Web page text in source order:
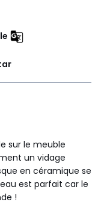
sur le meuble
un vidage
en céramique se
est parfait car le
!